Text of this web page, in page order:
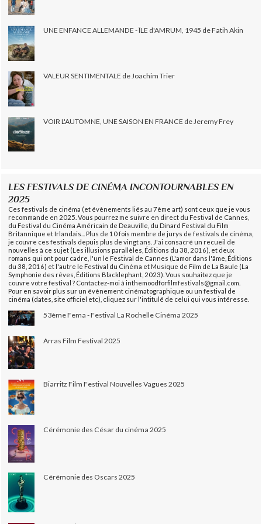
UNE ENFANCE ALLEMANDE - ÎLE d'AMRUM, 1945 de Fatih Akin
VALEUR SENTIMENTALE de Joachim Trier
VOIR L'AUTOMNE, UNE SAISON EN FRANCE de Jeremy Frey
LES FESTIVALS DE CINÉMA INCONTOURNABLES EN
2025
Ces festivals de cinéma (et évènements liés au 7ème art) sont ceux que je vous
recommande en 2025. Vous pourrez me suivre en direct du Festival de Cannes,
du Festival du Cinéma Américain de Deauville, du Dinard Festival du Film
Britannique et Irlandais... Plus de 10 fois membre de jurys de festivals de cinéma,
je couvre ces festivals depuis plus de vingt ans. J'ai consacré un recueil de
nouvelles à ce sujet (Les illusions parallèles, Éditions du 38, 2016), et deux
romans qui ont pour cadre, l'un le Festival de Cannes (L'amor dans l'âme, Éditions
du 38, 2016) et l'autre le Festival du Cinéma et Musique de Film de La Baule (La
Symphonie des rêves, Éditions Blacklephant, 2023). Vous souhaitez que je
couvre votre festival ? Contactez-moi à inthemoodforfilmfestivals@gmail.com.
Pour en savoir plus sur un évènement cinématographique ou un festival de
cinéma (dates, site officiel etc), cliquez sur l'intitulé de celui qui vous intéresse.
53ème Fema - Festival La Rochelle Cinéma 2025
Arras Film Festival 2025
Biarritz Film Festival Nouvelles Vagues 2025
Cérémonie des César du cinéma 2025
Cérémonie des Oscars 2025